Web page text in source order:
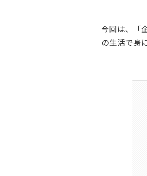
今回は、「
の生活で身